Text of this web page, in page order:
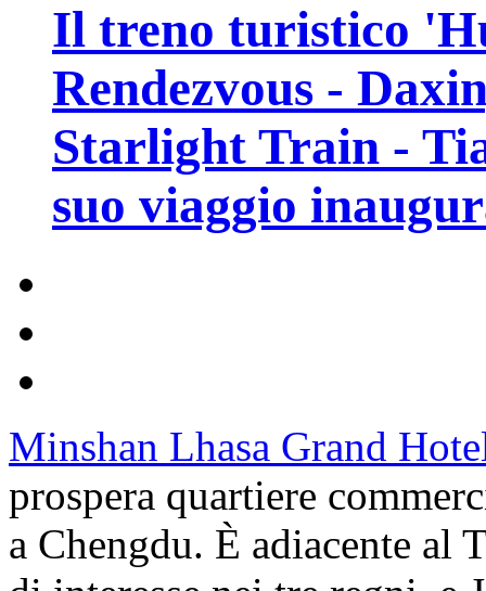
Il treno turistico
Rendezvous -
Starlight Train -
suo viaggio
Minshan Lhasa Grand
prospera quartiere
a Chengdu. È adiacente al